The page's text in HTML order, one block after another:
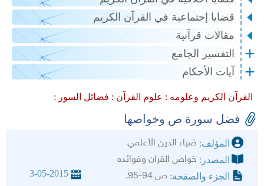
قضايا إجتماعية في القرآن الكريم
مقالات قرآنية
التفسير الجامع
آيات الأحكام
القرآن الكريم وعلومه : علوم القرآن : فضائل السور :
فضل سورة ص وخواصها
المؤلف: ضياء الدين الأعلمي
المصدر: خواص القران وفوائده
الجزء والصفحة: ص 94-95. 3-05-2015